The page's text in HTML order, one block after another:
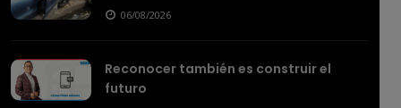
06/08/2026
Reconocer también es construir el
futuro